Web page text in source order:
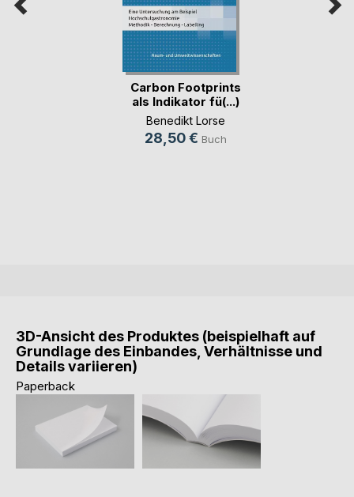
Carbon Footprints
als Indikator fü(...)
Benedikt Lorse
28,50 € Buch
3D-Ansicht des Produktes (beispielhaft auf
Grundlage des Einbandes, Verhältnisse und
Details variieren)
Paperback